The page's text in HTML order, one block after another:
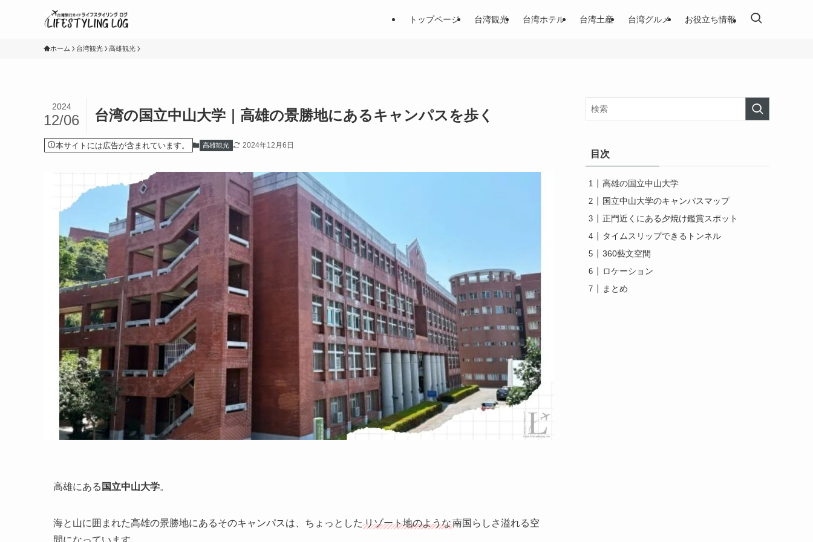
トップページ 台湾観光 台湾ホテル 台湾土産 台湾グルメ お役立ち情報
ホーム 台湾観光 高雄観光
台湾の国立中山大学｜高雄の景勝地にあるキャンパスを歩く
2024
12/06
本サイトには広告が含まれています。 高雄観光 2024年12月6日
高雄にある 国立中山大学。
海と山に囲まれた高雄の景勝地にあるそのキャンパスは、ちょっとした リゾート地のような南国らしさ溢れる空
目次
高雄の国立中山大学
国立中山大学のキャンパスマップ
正門近くにある夕焼け鑑賞スポット
タイムスリップできるトンネル
360藝文空間
ロケーション
まとめ